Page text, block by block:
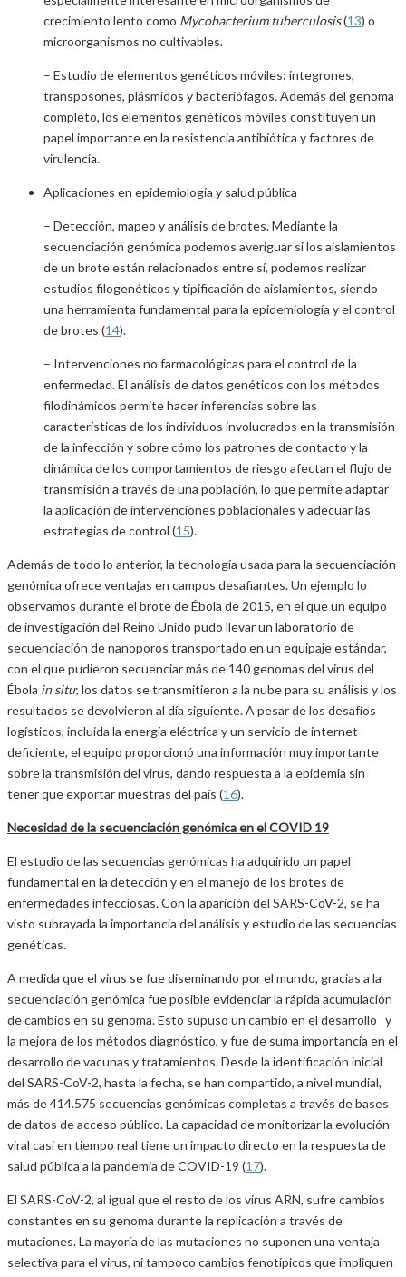
crecimiento lento como Mycobacterium tuberculosis(13) o
microorganismos no cultivables.
– Estudio de elementos genéticos móviles: integrones,
transposones, plásmidos y bacteriófagos. Además del genoma
completo, los elementos genéticos móviles constituyen un
papel importante en la resistencia antibiótica y factores de
virulencia.
Aplicaciones en epidemiología y salud pública
– Detección, mapeo y análisis de brotes. Mediante la
secuenciación genómica podemos averiguar si los aislamientos
de un brote están relacionados entre sí, podemos realizar
estudios filogenéticos y tipificación de aislamientos, siendo
una herramienta fundamental para la epidemiología y el control
de brotes (14).
– Intervenciones no farmacológicas para el control de la
enfermedad. El análisis de datos genéticos con los métodos
filodinámicos permite hacer inferencias sobre las
características de los individuos involucrados en la transmisión
de la infección y sobre cómo los patrones de contacto y la
dinámica de los comportamientos de riesgo afectan el flujo de
transmisión a través de una población, lo que permite adaptar
la aplicación de intervenciones poblacionales y adecuar las
estrategias de control (15).
Además de todo lo anterior, la tecnología usada para la secuenciación
genómica ofrece ventajas en campos desafiantes. Un ejemplo lo
observamos durante el brote de Ébola de 2015, en el que un equipo
de investigación del Reino Unido pudo llevar un laboratorio de
secuenciación de nanoporos transportado en un equipaje estándar,
con el que pudieron secuenciar más de 140 genomas del virus del
Ébola in situ; los datos se transmitieron a la nube para su análisis y los
resultados se devolvieron al día siguiente. A pesar de los desafíos
logísticos, incluida la energía eléctrica y un servicio de internet
deficiente, el equipo proporcionó una información muy importante
sobre la transmisión del virus, dando respuesta a la epidemia sin
tener que exportar muestras del país (16).
Necesidad de la secuenciación genómica en el COVID 19
El estudio de las secuencias genómicas ha adquirido un papel
fundamental en la detección y en el manejo de los brotes de
enfermedades infecciosas. Con la aparición del SARS-CoV-2, se ha
visto subrayada la importancia del análisis y estudio de las secuencias
genéticas.
A medida que el virus se fue diseminando por el mundo, gracias a la
secuenciación genómica fue posible evidenciar la rápida acumulación
de cambios en su genoma. Esto supuso un cambio en el desarrollo y
la mejora de los métodos diagnóstico, y fue de suma importancia en el
desarrollo de vacunas y tratamientos. Desde la identificación inicial
del SARS-CoV-2, hasta la fecha, se han compartido, a nivel mundial,
más de 414.575 secuencias genómicas completas a través de bases
de datos de acceso público. La capacidad de monitorizar la evolución
viral casi en tiempo real tiene un impacto directo en la respuesta de
salud pública a la pandemia de COVID-19 (17).
El SARS-CoV-2, al igual que el resto de los virus ARN, sufre cambios
constantes en su genoma durante la replicación a través de
mutaciones. La mayoría de las mutaciones no suponen una ventaja
selectiva para el virus, ni tampoco cambios fenotípicos que impliquen